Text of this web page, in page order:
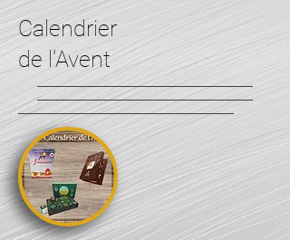
Calendrier
de l'Avent